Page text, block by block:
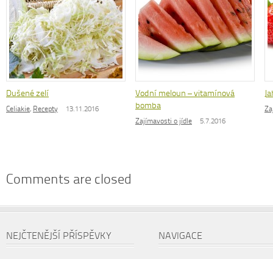
Dušené zelí
Celiakie, Recepty 13.11.2016
Vodní meloun – vitamínová
bomba
Zajímavosti o jídle 5.7.2016
Comments are closed
NEJČTENĚJŠÍ PŘÍSPĚVKY NAVIGACE